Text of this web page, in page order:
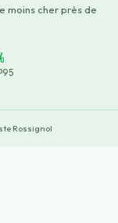
moins cher près de
Rossignol